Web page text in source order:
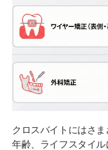
クロスバイトにはさ
年齢、ライフスタイ